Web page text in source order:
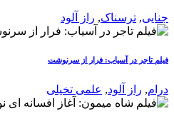
جنایی, ترسناک, راز آلود
فیلم تاجر در آسیاب: فرار از سرنوشت
درام, راز آلود, علمی تخیلی